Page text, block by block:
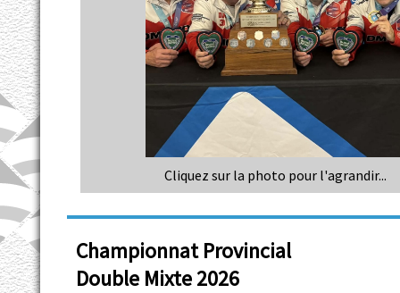
Cliquez sur la photo pour l'agrandir...
Championnat Provincial
Double Mixte 2026